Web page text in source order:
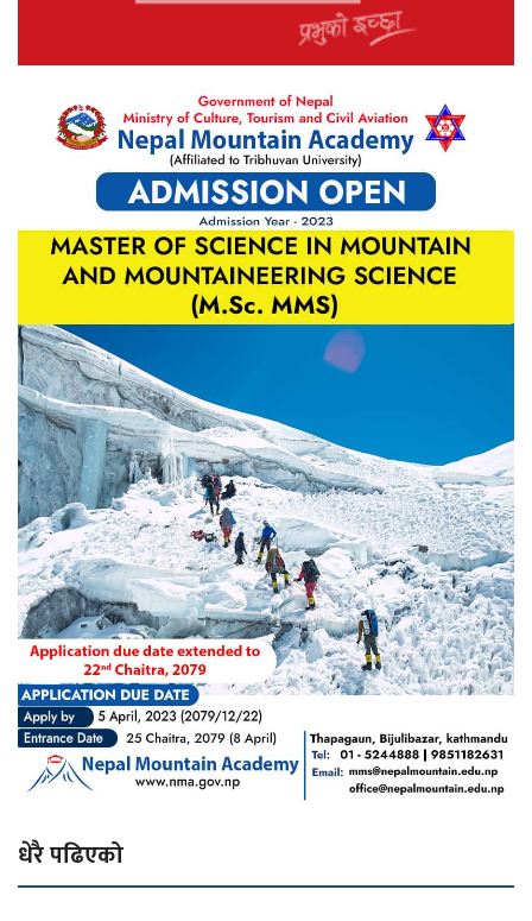
धेरै पढिएको